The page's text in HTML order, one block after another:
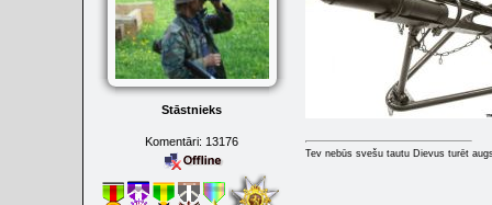
Stāstnieks
Komentāri: 13176
Tev nebūs svešu tautu Dievus turēt